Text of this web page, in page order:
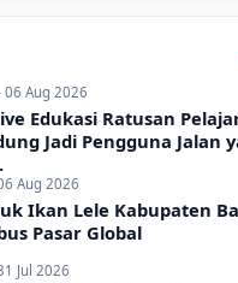
06 Aug 2026
Edukasi Ratusan
Jadi Pengguna Jalan
Aug 2026
Ikan Lele Kabupaten
Pasar Global
Jul 2026